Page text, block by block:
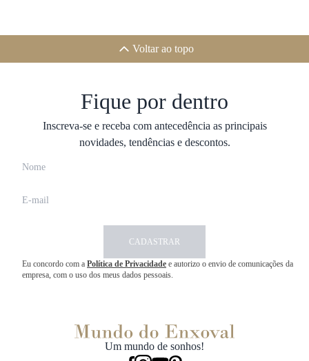
Voltar ao topo
Fique por dentro
Inscreva-se e receba com antecedência as principais
novidades, tendências e descontos.
CADASTRAR
Eu concordo com a Política de Privacidade e autorizo o envio de comunicações da
empresa, com o uso dos meus dados pessoais.
Um mundo de sonhos!